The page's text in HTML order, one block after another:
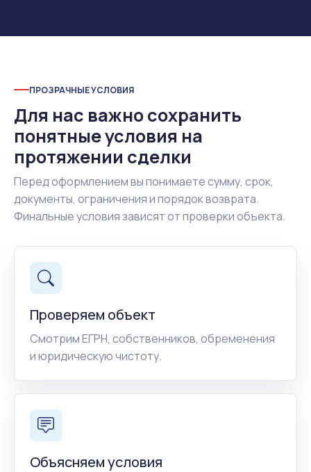
ПРОЗРАЧНЫЕ УСЛОВИЯ
Для нас важно сохранить
понятные условия на
протяжении сделки
Перед оформлением вы понимаете сумму, срок,
документы, ограничения и порядок возврата.
Финальные условия зависят от проверки объекта.
Проверяем объект
Смотрим ЕГРН, собственников, обременения
и юридическую чистоту.
Объясняем условия